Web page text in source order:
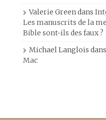
Valerie Greendans
Les manuscrits de la
Bible sont-ils des faux ?
Michael Langlois dans
Mac